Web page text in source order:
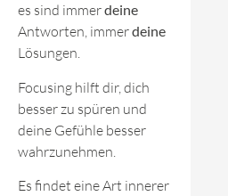
es sind immerdeine
Antworten, immerdeine
Lösungen.
Focusing hilft dir, dich
besser zu spüren und
deine Gefühle besser
wahrzunehmen.
Es findet eine Art innerer